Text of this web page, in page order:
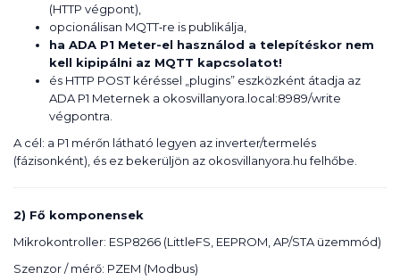
(HTTP végpont),
opcionálisan MQTT‑re is publikálja,
ha ADA P1 Meter-el használod a telepítéskor nem
kell kipipálni az MQTT kapcsolatot!
és HTTP POST kéréssel „plugins” eszközként átadja az
ADA P1 Meternek a okosvillanyora.local:8989/write
végpontra.
A cél: a P1 mérőn látható legyen az inverter/termelés
(fázisonként), és ez bekerüljön az okosvillanyora.hu felhőbe.
2) Fő komponensek
Mikrokontroller: ESP8266 (LittleFS, EEPROM, AP/STA üzemmód)
Szenzor / mérő: PZEM (Modbus)